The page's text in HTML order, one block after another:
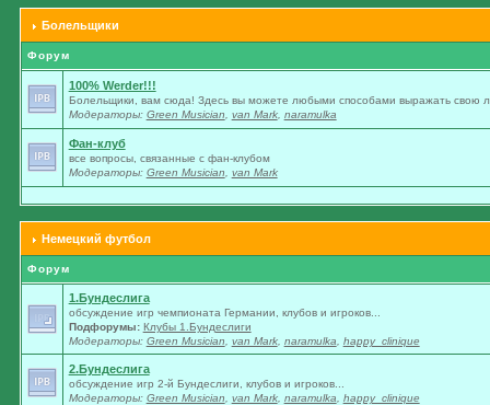
Болельщики
Форум
100% Werder!!!
Болельщики, вам сюда! Здесь вы можете любыми способами выражать свою
Модераторы: Green Musician van Mark, naramulka
Фан-клуб
все вопросы, связанные с фан-клубом
Модераторы: Green Musician van Mark
Немецкий футбол
Форум
1.Бундеслига
обсуждение игр чемпионата Германии, клубов и игроков...
Подфорумы: Клубы 1.Бундеслиги
Модераторы: Green Musician van Mark, naramulka happy_clinique
2.Бундеслига
обсуждение игр 2-й Бундеслиги, клубов и игроков...
Модераторы: Green Musician van Mark, naramulka happy_clinique